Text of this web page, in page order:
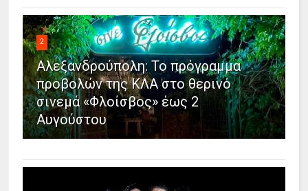
2
Αλεξανδρούπολη: Το πρόγραμμα
προβολών της ΚΛΑ στο θερινό
σινεμά «Φλοίσβος» έως 2
Αυγούστου